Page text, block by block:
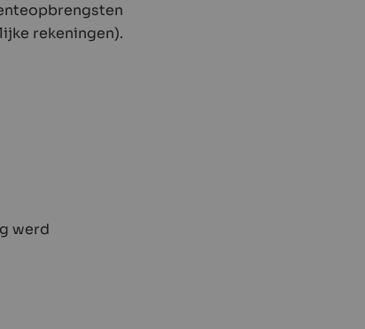
rekeningen).
werd